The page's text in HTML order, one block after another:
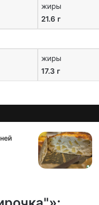
жиры
21.6 г
жиры
17.3 г